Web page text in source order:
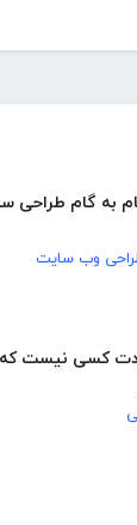
به گام طراحی
وب سایت
کسی نیست که